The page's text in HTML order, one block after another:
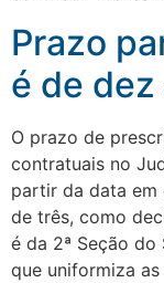
Prazo
é de dez
O prazo de
contratuais no
partir da data em
de três, como
é da 2ª Seção do
que uniformiza